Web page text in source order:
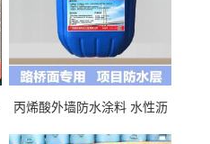
丙烯酸外墙防水涂料 水性沥